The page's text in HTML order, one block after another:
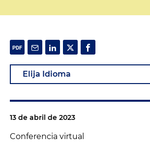
13 de abril de 2023
Conferencia virtual